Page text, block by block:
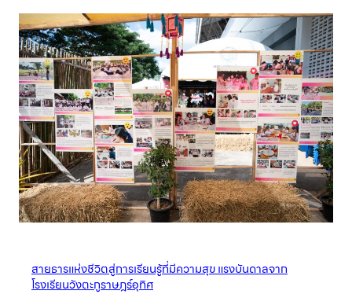
สายธารแห่งชีวิตสู่การเรียนรู้ที่มีความสุข แรงบันดาลจาก
โรงเรียนวังตะกูราษฎร์อุทิศ